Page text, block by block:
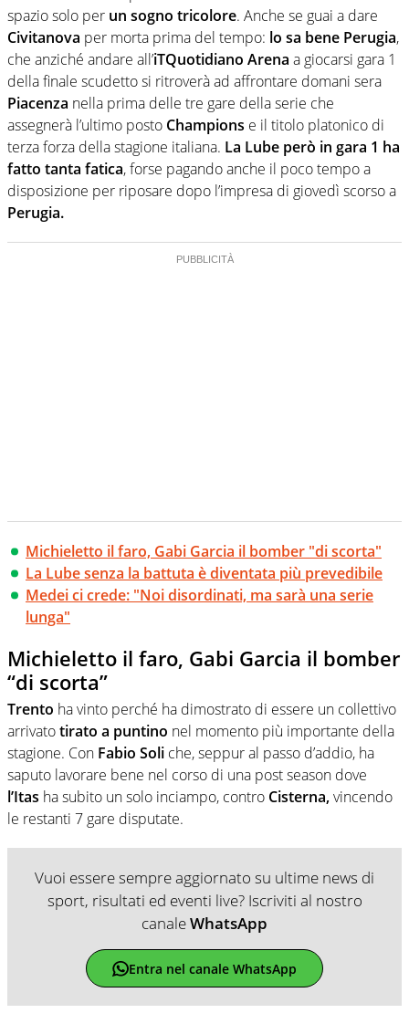
spazio solo per un sogno tricolore. Anche se guai a dare
Civitanova per morta prima del tempo: lo sa bene Perugia,
che anziché andare all’iTQuotidiano Arena a giocarsi gara 1
della finale scudetto si ritroverà ad affrontare domani sera
Piacenza nella prima delle tre gare della serie che
assegnerà l’ultimo posto Champions e il titolo platonico di
terza forza della stagione italiana. La Lube però in gara 1 ha
fatto tanta fatica, forse pagando anche il poco tempo a
disposizione per riposare dopo l’impresa di giovedì scorso a
Perugia.
Michieletto il faro, Gabi Garcia il bomber "di scorta"
La Lube senza la battuta è diventata più prevedibile
Medei ci crede: "Noi disordinati, ma sarà una serie
lunga"
Michieletto il faro, Gabi Garcia il bomber
“di scorta”
Trento ha vinto perché ha dimostrato di essere un collettivo
arrivatotirato a puntino nel momento più importante della
stagione. Con Fabio Soli che, seppur al passo d’addio, ha
saputo lavorare bene nel corso di una post season dove
l’Itas ha subito un solo inciampo, contro Cisterna,vincendo
le restanti 7 gare disputate.
Vuoi essere sempre aggiornato su ultime news di
sport, risultati ed eventi live? Iscriviti al nostro
canaleWhatsApp
Entra nel canale WhatsApp